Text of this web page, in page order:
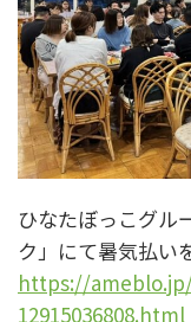
ひなたぼっこグル
ク」にて暑気払い
https://
12915036808.html